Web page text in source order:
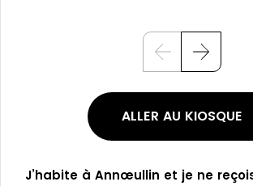
P
r
c
d
n
S
u
v
n
ALLER AU KIOSQUE
J’habite à Annœullin et je ne